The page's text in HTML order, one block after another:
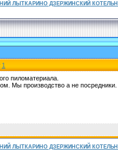
ЛЫТКАРИНО ДЗЕРЖИНСКИЙ
1
пиломатериала.
Мы производство а не посредники.
ЛЫТКАРИНО ДЗЕРЖИНСКИЙ